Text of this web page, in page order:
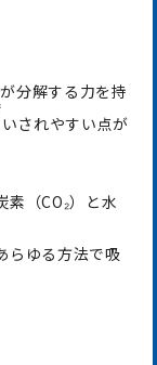
分解する力を持
いされやすい点が
（CO₂）と水
らゆる方法で吸